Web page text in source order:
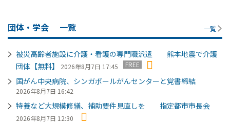
団体・学会 一覧 一覧
被災高齢者施設に介護・看護の専門職派遣 熊本地震で介護
団体【無料】
2026年8月7日 17:45 FREE
国がん中央病院、シンガポールがんセンターと覚書締結
2026年8月7日 16:42
特養など大規模修繕、補助要件見直しを 指定都市市長会
2026年8月7日 12:30